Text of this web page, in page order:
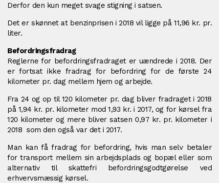
Derfor den kun meget svage stigning i satsen.
Det er skønnet at benzinprisen i 2018 vil ligge på 11,96 kr. pr.
liter.
Befordringsfradrag
Reglerne for befordringsfradraget er uændrede i 2018. Der
er fortsat ikke fradrag for befordring for de første 24
kilometer pr. dag mellem hjem og arbejde.
Fra 24 og op til 120 kilometer pr. dag bliver fradraget i 2018
på 1,94 kr. pr. kilometer mod 1,93 kr. i 2017, og for kørsel fra
120 kilometer og mere bliver satsen 0,97 kr. pr. kilometer i
2018 som den også var det i 2017.
Man kan få fradrag for befordring, hvis man selv betaler
for transport mellem sin arbejdsplads og bopæl eller som
alternativ til skattefri befordringsgodtgørelse ved
erhvervsmæssig kørsel.